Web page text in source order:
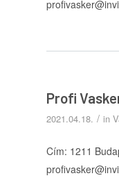
Profi
2021.04.18. / in
Cím: 1211